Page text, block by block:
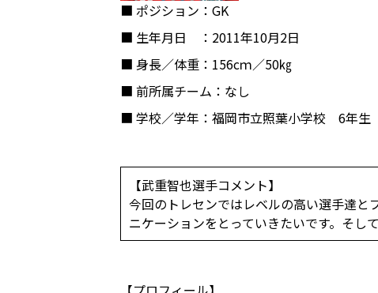
■ ポジション ：GK
■ 生年月日
：2011年10月2日
■ 身長／体重 ：156cｍ／50㎏
■ 前所属チーム ：なし
■ 学校／学年 ：福岡市立照葉小学校 6年生
【武重智也選手コメント】
今回のトレセンではレベルの高い選手達と
ニケーションをとっていきたいです。そし